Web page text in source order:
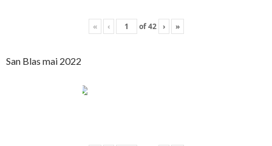
« ‹ of42 › »
San Blas mai 2022